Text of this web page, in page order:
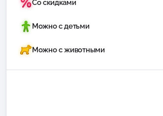
Со скидками
Можно с детьми
Можно с животными